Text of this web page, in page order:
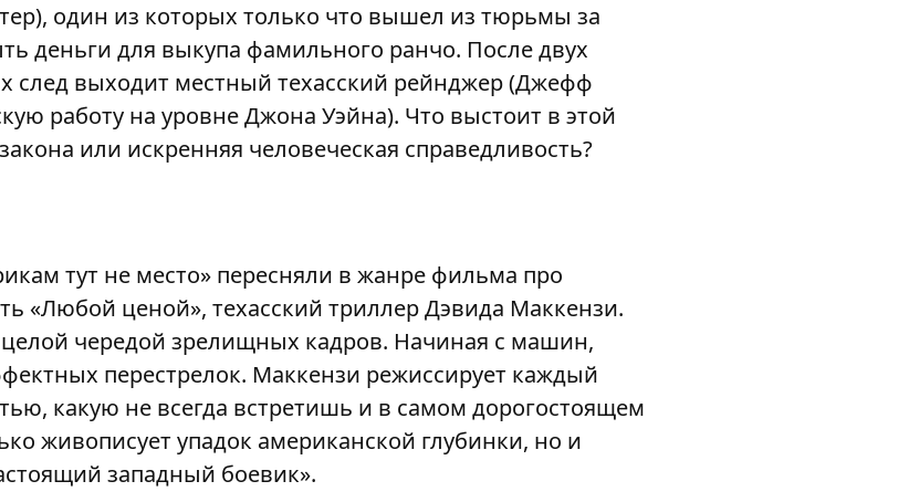
один из которых только что вышел из тюрьмы за
деньги для выкупа фамильного ранчо. После двух
след выходит местный техасский рейнджер (Джефф
работу на уровне Джона Уэйна). Что выстоит в этой
или искренняя человеческая справедливость?
тут не место» пересняли в жанре фильма про
«Любой ценой», техасский триллер Дэвида Маккензи.
чередой зрелищных кадров. Начиная с машин,
перестрелок. Маккензи режиссирует каждый
какую не всегда встретишь и в самом дорогостоящем
живописует упадок американской глубинки, но и
западный боевик».